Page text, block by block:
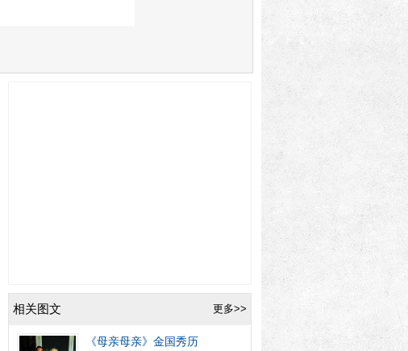
更多>>
相关图文
《母亲母亲》金国秀历